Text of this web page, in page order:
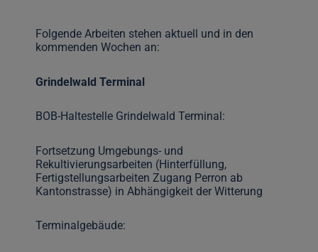
Folgende Arbeiten stehen aktuell und in den
kommenden Wochen an:
Grindelwald Terminal
BOB-Haltestelle Grindelwald Terminal:
Fortsetzung Umgebungs- und
Rekultivierungsarbeiten (Hinterfüllung,
Fertigstellungsarbeiten Zugang Perron ab
Kantonstrasse) in Abhängigkeit der Witterung
Terminalgebäude: